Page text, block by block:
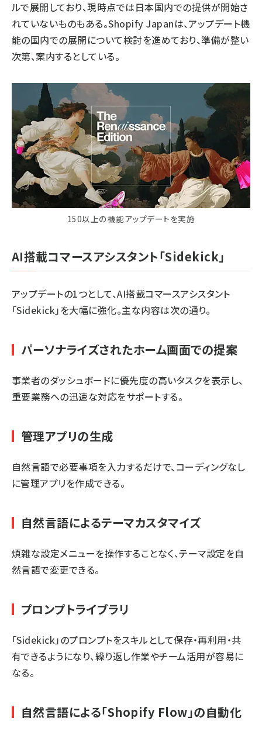
ルで展開しており、現時点では日本国内での提供が開始さ
れていないものもある。Shopify Japanは、アップデート機
能の国内での展開について検討を進めており、準備が整い
次第、案内するとしている。
150以上の機能アップデートを実施
AI搭載コマースアシスタント「Sidekick」
アップデートの1つとして、AI搭載コマースアシスタント
「Sidekick」を大幅に強化。主な内容は次の通り。
パーソナライズされたホーム画面での提案
事業者のダッシュボードに優先度の高いタスクを表示し、
重要業務への迅速な対応をサポートする。
管理アプリの生成
自然言語で必要事項を入力するだけで、コーディングなし
に管理アプリを作成できる。
自然言語によるテーマカスタマイズ
煩雑な設定メニューを操作することなく、テーマ設定を自
然言語で変更できる。
プロンプトライブラリ
「Sidekick」のプロンプトをスキルとして保存・再利用・共
有できるようになり、繰り返し作業やチーム活用が容易に
なる。
自然言語による「Shopify Flow」の自動化